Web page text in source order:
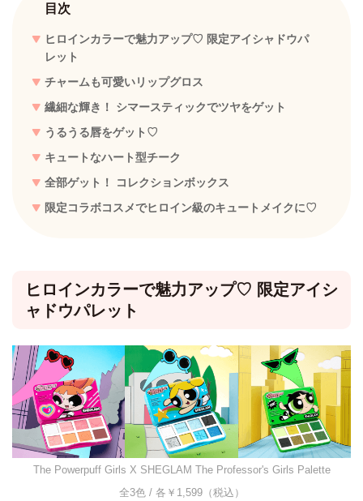
目次
ヒロインカラーで魅力アップ♡ 限定アイシャドウパ
レット
チャームも可愛いリップグロス
繊細な輝き！ シマースティックでツヤをゲット
うるうる唇をゲット♡
キュートなハート型チーク
全部ゲット！ コレクションボックス
限定コラボコスメでヒロイン級のキュートメイクに♡
ヒロインカラーで魅力アップ♡ 限定アイシ
ャドウパレット
The Powerpuff Girls X SHEGLAM The Professor's Girls Palette
全3色 / 各￥1,599（税込）